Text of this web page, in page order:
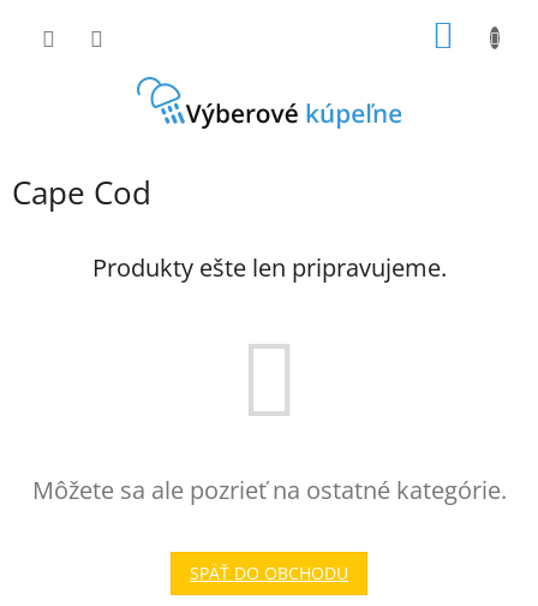
Cape Cod
Produkty ešte len pripravujeme.
Môžete sa ale pozrieť na ostatné kategórie.
SPÄŤ DO OBCHODU